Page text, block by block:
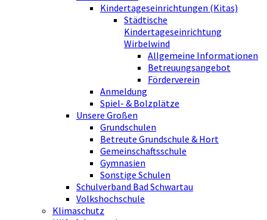
Kindertageseinrichtungen (Kitas)
Städtische
Kindertageseinrichtung
Wirbelwind
Allgemeine Informationen
Betreuungsangebot
Förderverein
Anmeldung
Spiel- & Bolzplätze
Unsere Großen
Grundschulen
Betreute Grundschule & Hort
Gemeinschaftsschule
Gymnasien
Sonstige Schulen
Schulverband Bad Schwartau
Volkshochschule
Klimaschutz